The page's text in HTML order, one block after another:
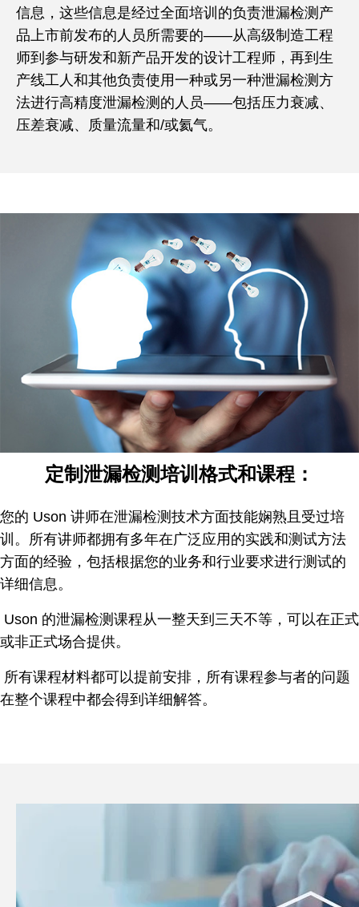
信息，这些信息是经过全面培训的负责泄漏检测产
品上市前发布的人员所需要的——从高级制造工程
师到参与研发和新产品开发的设计工程师，再到生
产线工人和其他负责使用一种或另一种泄漏检测方
法进行高精度泄漏检测的人员——包括压力衰减、
压差衰减、质量流量和/或氦气。
定制泄漏检测培训格式和课程：
您的 Uson 讲师在泄漏检测技术方面技能娴熟且受过培
训。所有讲师都拥有多年在广泛应用的实践和测试方法
方面的经验，包括根据您的业务和行业要求进行测试的
详细信息。
Uson 的泄漏检测课程从一整天到三天不等，可以在正式
或非正式场合提供。
所有课程材料都可以提前安排，所有课程参与者的问题
在整个课程中都会得到详细解答。